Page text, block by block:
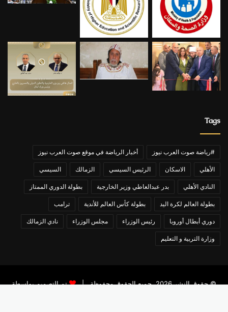
Tags
#رياضة صوت العرب نيوز أخبار الرياضة في موقع صوت العرب نيوز
الأهلي الاسكان الرئيس السيسي الزمالك السيسي
النادي الأهلي بدر عبدالعاطي وزير الخارجية بطولة الدوري الممتاز
بطولة العالم لكرة اليد بطولة كأس العالم للأندية ترامب
دوري أبطال أوروبا رئيس الوزراء مجلس الوزراء نادي الزمالك
وزارة التربية و التعليم
© حقوق النشر 2026، جميع الحقوق محفوظة |
تم التصميم بواسطة